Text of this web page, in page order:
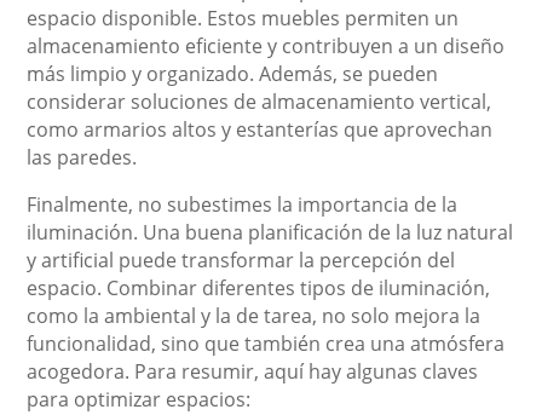
espacio disponible. Estos muebles permiten un
almacenamiento eficiente y contribuyen a un diseño
más limpio y organizado. Además, se pueden
considerar soluciones de almacenamiento vertical,
como armarios altos y estanterías que aprovechan
las paredes.
Finalmente, no subestimes la importancia de la
iluminación. Una buena planificación de la luz natural
y artificial puede transformar la percepción del
espacio. Combinar diferentes tipos de iluminación,
como la ambiental y la de tarea, no solo mejora la
funcionalidad, sino que también crea una atmósfera
acogedora. Para resumir, aquí hay algunas claves
para optimizar espacios: